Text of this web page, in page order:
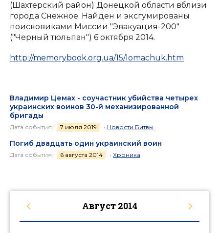
(Шахтерский район) Донецкой области вблизи
города Снежное. Найден и эксгумированы
поисковиками Миссии "Эвакуация-200"
("Черный тюльпан") 6 октября 2014.
http://memorybook.org.ua/15/lomachuk.htm
Владимир Цемах - соучастник убийства четырех
украинских воинов 30-й механизированной
бригады
Дата события: 7 июля 2019 • Новости Битвы
Погиб двадцать один украинский воин
Дата события: 6 августа 2014 • Хроника
Август 2014